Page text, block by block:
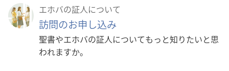
エホバの証人について
訪問のお申し込み
聖書やエホバの証人についてもっと知りたいと思
われますか。